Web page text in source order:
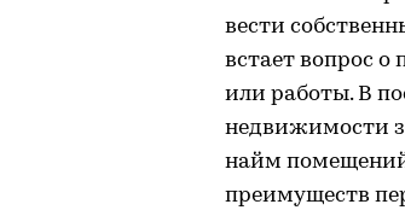
вести
встает вопрос
или работы. В
недвижимости
найм
преимуществ